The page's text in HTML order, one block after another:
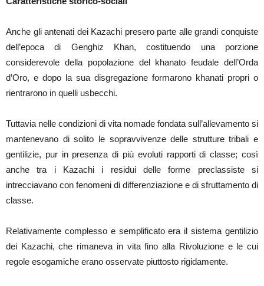
Anche gli antenati dei Kazachi presero parte alle grandi conquiste
dell’epoca di Genghiz Khan, costituendo una porzione
considerevole della popolazione del khanato feudale dell’Orda
d’Oro, e dopo la sua disgregazione formarono khanati propri o
rientrarono in quelli usbecchi.
Tuttavia nelle condizioni di vita nomade fondata sull’allevamento si
mantenevano di solito le sopravvivenze delle strutture tribali e
gentilizie, pur in presenza di più evoluti rapporti di classe; così
anche tra i Kazachi i residui delle forme preclassiste si
intrecciavano con fenomeni di differenziazione e di sfruttamento di
classe.
Relativamente complesso e semplificato era il sistema gentilizio
dei Kazachi, che rimaneva in vita fino alla Rivoluzione e le cui
regole esogamiche erano osservate piuttosto rigidamente.